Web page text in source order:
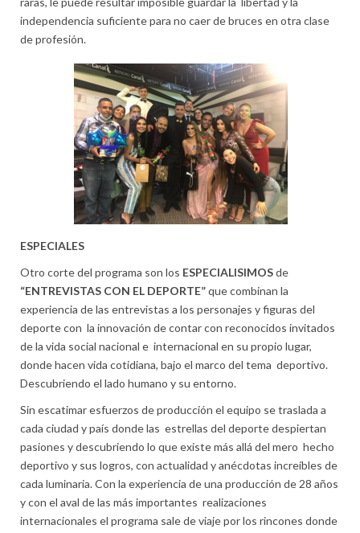
independencia suficiente para no caer de bruces en otra clase
de profesión.
ESPECIALES
Otro corte del programa son los ESPECIALISIMOSde
“ENTREVISTAS CON EL DEPORTE”que combinan la
experiencia de las entrevistas a los personajes y figuras del
deporte con la innovación de contar con reconocidos invitados
de la vida social nacional e internacional en su propio lugar,
donde hacen vida cotidiana, bajo el marco del tema deportivo.
Descubriendo el lado humano y su entorno.
Sin escatimar esfuerzos de producción el equipo se traslada a
cada ciudad y país donde las estrellas del deporte despiertan
pasiones y descubriendo lo que existe más allá del mero hecho
deportivo y sus logros, con actualidad y anécdotas increíbles de
cada luminaria. Con la experiencia de una producción de 28 años
y con el aval de las más importantes realizaciones
internacionales el programa sale de viaje por los rincones donde